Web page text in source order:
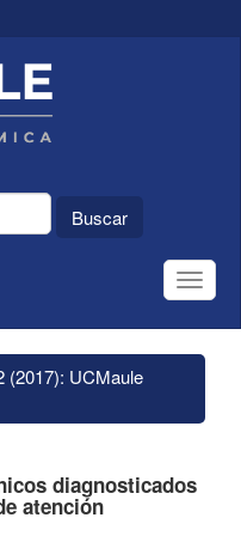
Buscar
Toggle
(2017): UCMaule
diagnosticados
atención